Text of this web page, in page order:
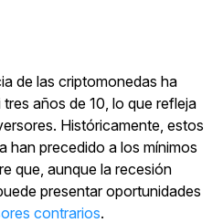
de las criptomonedas ha
años de 10, lo que refleja
Históricamente, estos
han precedido a los mínimos
que, aunque la recesión
presentar oportunidades
contrarios.